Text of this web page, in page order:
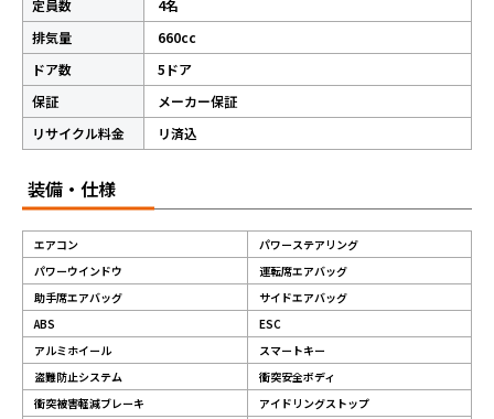
定員数
4名
排気量
660cc
ドア数
5ドア
保証
メーカー保証
リサイクル料金
リ済込
装備・仕様
エアコン
パワーステアリング
パワーウインドウ
運転席エアバッグ
助手席エアバッグ
サイドエアバッグ
ABS
ESC
アルミホイール
スマートキー
盗難防止システム
衝突安全ボディ
衝突被害軽減ブレーキ
アイドリングストップ